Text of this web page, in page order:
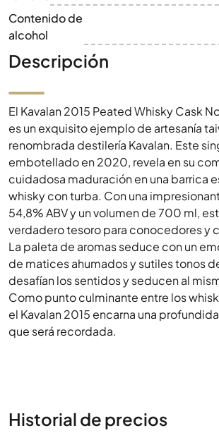
Contenido de
alcohol
Descripción
El Kavalan 2015 Peated Whisky Cask
es un exquisito ejemplo de artesanía
renombrada destilería Kavalan. Este
embotellado en 2020, revela en su
cuidadosa maduración en una barrica
whisky con turba. Con una
54,8% ABV y un volumen de 700 ml,
verdadero tesoro para conocedores y
La paleta de aromas seduce con un
de matices ahumados y sutiles tonos
desafían los sentidos y seducen al
Como punto culminante entre los
el Kavalan 2015 encarna una
que será recordada.
Historial de precios